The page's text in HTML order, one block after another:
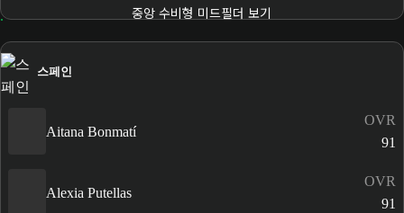
중앙 수비형 미드필더 보기
스페인
Aitana Bonmatí
OVR
91
Alexia Putellas
OVR
91